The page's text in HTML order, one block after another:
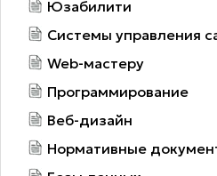
Юзабилити
Системы управления
Web-мастеру
Программирование
Веб-дизайн
Нормативные